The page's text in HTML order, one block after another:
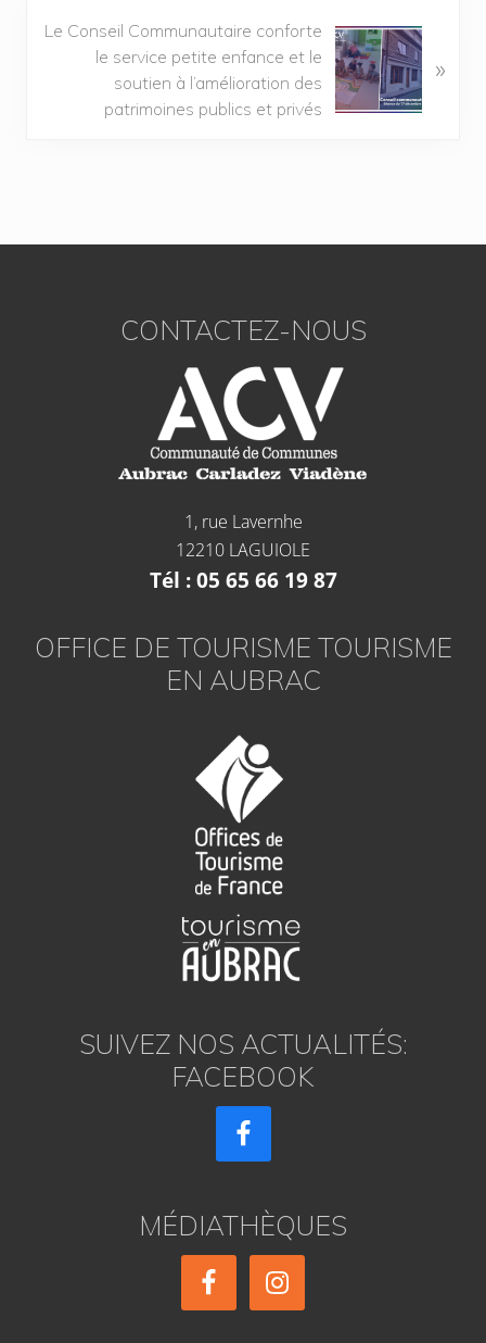
Le Conseil Communautaire conforte
le service petite enfance et le
soutien à l’amélioration des
patrimoines publics et privés
»
CONTACTEZ-NOUS
1, rue Lavernhe
12210 LAGUIOLE
Tél : 05 65 66 19 87
OFFICE DE TOURISME TOURISME
EN AUBRAC
SUIVEZ NOS ACTUALITÉS:
FACEBOOK
MÉDIATHÈQUES